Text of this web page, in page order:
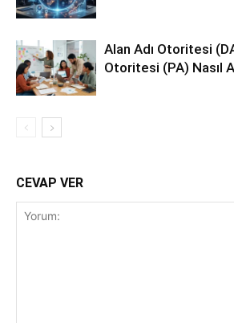
Alan Adı Otoritesi
Otoritesi (PA) Nasıl
CEVAP VER